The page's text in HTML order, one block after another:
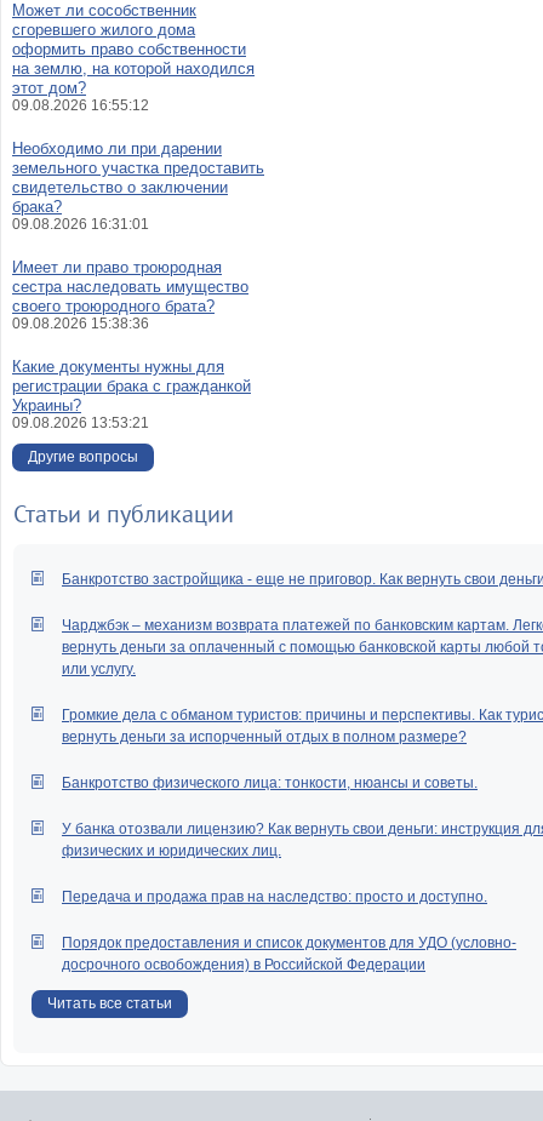
кредитов?
возврата денежных
кредиту за пределами
кредитному договору
платила два месяца,
отсрочке или
до окончания периода
Вправе ли банк
Может ли сособственник
сгоревшего жилого дома
оформить право собственности
на землю, на которой находился
этот дом?
09.08.2026 16:55:12
Необходимо ли при дарении
земельного участка предоставить
свидетельство о заключении
брака?
09.08.2026 16:31:01
Имеет ли право троюродная
сестра наследовать имущество
своего троюродного брата?
09.08.2026 15:38:36
Какие документы нужны для
регистрации брака с гражданкой
Украины?
09.08.2026 13:53:21
Другие вопросы
Статьи и публикации
Банкротство застройщика - еще не приговор. Как вернуть свои
Чарджбэк – механизм возврата платежей по банковским картам.
вернуть деньги за оплаченный с помощью банковской карты любой
или услугу.
Громкие дела с обманом туристов: причины и перспективы. Как
вернуть деньги за испорченный отдых в полном размере?
Банкротство физического лица: тонкости, нюансы и советы.
У банка отозвали лицензию? Как вернуть свои деньги: инструкция
физических и юридических лиц.
Передача и продажа прав на наследство: просто и доступно.
Порядок предоставления и список документов для УДО (условно-
досрочного освобождения) в Российской Федерации
Читать все статьи